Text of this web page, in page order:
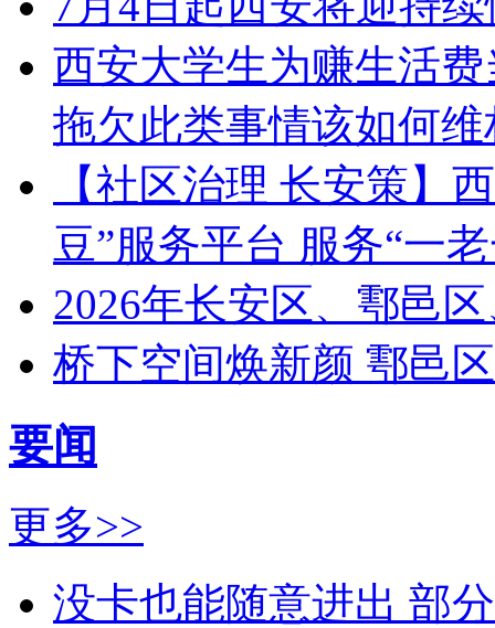
西安大学生为赚生活
拖欠此类事情该如何维
【社区治理 长安策】
豆”服务平台 服务“一
2026年长安区、鄠邑
桥下空间焕新颜 鄠邑
要闻
更多>>
没卡也能随意进出 部